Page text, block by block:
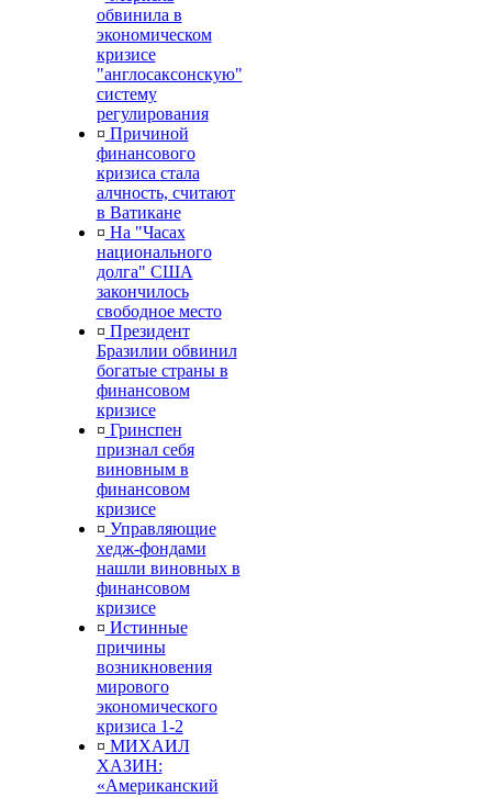
обвинила в
экономическом
кризисе
"англосаксонскую"
систему
регулирования
¤ Причиной
финансового
кризиса стала
алчность, считают
в Ватикане
¤ На "Часах
национального
долга" США
закончилось
свободное место
¤ Президент
Бразилии обвинил
богатые страны в
финансовом
кризисе
¤ Гринспен
признал себя
виновным в
финансовом
кризисе
¤ Управляющие
хедж-фондами
нашли виновных в
финансовом
кризисе
¤ Истинные
причины
возникновения
мирового
экономического
кризиса 1-2
¤ МИХАИЛ
ХАЗИН:
«Американский